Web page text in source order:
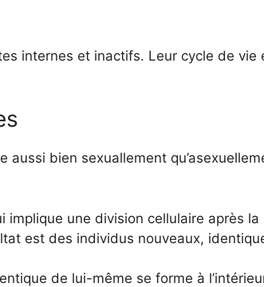
internes et inactifs. Leur cycle de vie
bien sexuallement
implique une division cellulaire après
est des individus nouveaux,
de lui-même se forme à